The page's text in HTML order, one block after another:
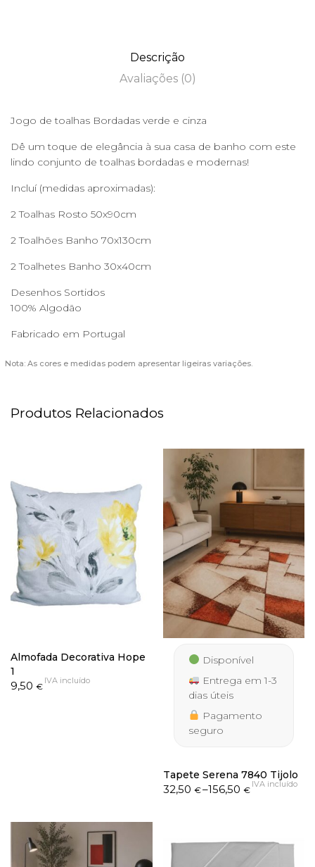
Descrição
Avaliações (0)
Jogo de toalhas Bordadas verde e cinza
Dê um toque de elegância à sua casa de banho com este
lindo conjunto de toalhas bordadas e modernas!
Incluí (medidas aproximadas):
2 Toalhas Rosto 50x90cm
2 Toalhões Banho 70x130cm
2 Toalhetes Banho 30x40cm
Desenhos Sortidos
100% Algodão
Fabricado em Portugal
Nota: As cores e medidas podem apresentar ligeiras variações.
Produtos Relacionados
Almofada Decorativa Hope
1
9,50 €
IVA incluído
Disponível
Entrega em 1-3
dias úteis
Pagamento
seguro
Tapete Serena 7840 Tijolo
32,50 €–156,50 €
Price
156,50 €
IVA incluído